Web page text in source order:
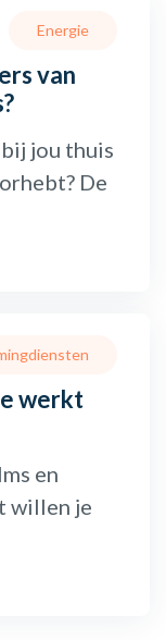
van
Energie
jou thuis
De
werkt
en
willen je